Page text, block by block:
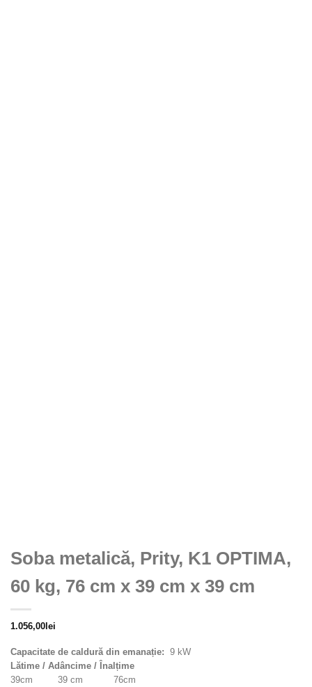
Soba metalică, Prity, K1 OPTIMA,
60 kg, 76 cm x 39 cm x 39 cm
1.056,00 lei
Capacitate de caldură din emanație: 9 kW
Lătime / Adâncime / Înalțime
39cm 39 cm 76cm